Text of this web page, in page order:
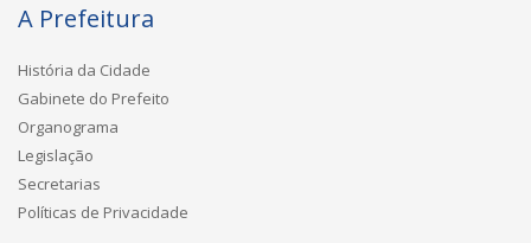
A Prefeitura
História da Cidade
Gabinete do Prefeito
Organograma
Legislação
Secretarias
Políticas de Privacidade